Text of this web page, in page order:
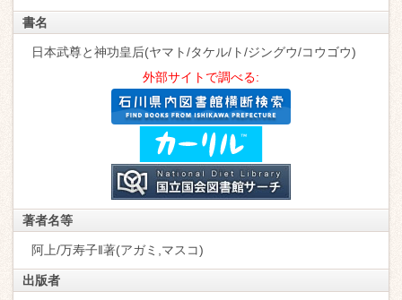
書名
日本武尊と神功皇后(ヤマト/タケル/ト/ジングウ/コウゴウ)
外部サイトで調べる:
著者名等
阿上/万寿子‖著(アガミ,マスコ)
出版者